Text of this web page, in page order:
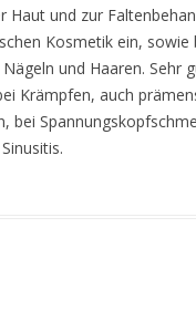
Haut und zur
Kosmetik ein, sowie
und Haaren. Sehr
Krämpfen, auch
bei